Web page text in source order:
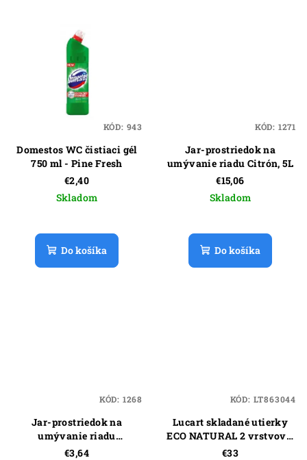
Domestos WC čistiaci gél
750 ml - Pine Fresh
€2,40
Skladom
Do košíka
KÓD: 943
Jar-prostriedok na
umývanie riadu Citrón, 5L
€15,06
Skladom
Do košíka
KÓD: 1271
Jar-prostriedok na
umývanie riadu
Citrón,900ml
€3,64
KÓD: 1268
Lucart skladané utierky
ECO NATURAL 2 vrstvové,
V fold 21x21 (3800ks)
€33
KÓD: LT863044